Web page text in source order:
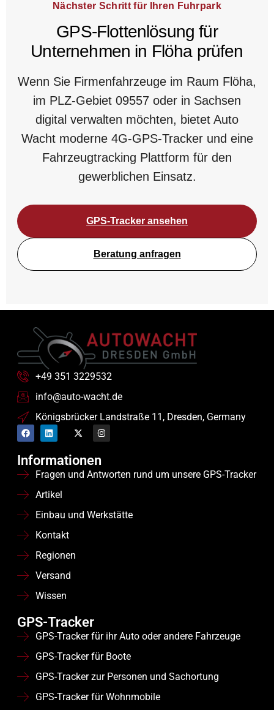
Nächster Schritt für Ihren Fuhrpark
GPS-Flottenlösung für
Unternehmen in Flöha prüfen
Wenn Sie Firmenfahrzeuge im Raum Flöha,
im PLZ-Gebiet 09557 oder in Sachsen
digital verwalten möchten, bietet Auto
Wacht moderne 4G-GPS-Tracker und eine
Fahrzeugtracking Plattform für den
gewerblichen Einsatz.
GPS-Tracker ansehen
Beratung anfragen
+49 351 3229532
info@auto-wacht.de
Königsbrücker Landstraße 11, Dresden, Germany
Informationen
Fragen und Antworten rund um unsere GPS-Tracker
Artikel
Einbau und Werkstätte
Kontakt
Regionen
Versand
Wissen
GPS-Tracker
GPS-Tracker für ihr Auto oder andere Fahrzeuge
GPS-Tracker für Boote
GPS-Tracker zur Personen und Sachortung
GPS-Tracker für Wohnmobile